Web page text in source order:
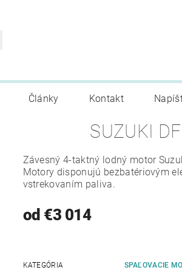
Články Kontakt
SUZUKI
Závesný 4-taktný lodný motor
Motory disponujú bezbatériovým
vstrekovaním paliva.
od €3 014
KATEGÓRIA SPAĽOVACIE